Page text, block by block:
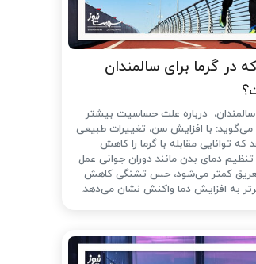
در گرما برای سالمندان
درباره علت حساسیت بیشتر
می‌گوید: با افزایش سن، تغییرات طبیعی
توانایی مقابله با گرما را کاهش
دمای بدن مانند دوران جوانی عمل
تعریق کمتر می‌شود، حس تشنگی کاهش
به افزایش دما واکنش نشان می‌دهد.